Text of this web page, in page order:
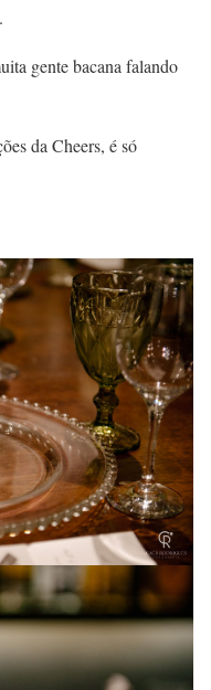
gente bacana falando
da Cheers, é só